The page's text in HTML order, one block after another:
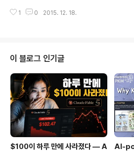
이 secondary index가 될지에 대해 정하게 된다.
shel (cqlsh)을 이용하는 것이다. 이것을 이용해서
위해서는 Datastax가 여러 driver들을 제공하기
CQL 구만은 client 에서 cluster 로 전달 되고 또
로 전달 받게 된다. 다른 관리 차원의 일들은
를 이용하면 된다. Cassanddr..
1 0 2015. 12. 18.
이 블로그 인기글
$100이 하루 만에 사라졌다 — A
AI-